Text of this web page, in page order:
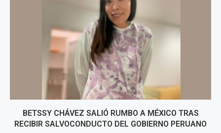
BETSSY CHÁVEZ SALIÓ RUMBO A MÉXICO TRAS
RECIBIR SALVOCONDUCTO DEL GOBIERNO PERUANO